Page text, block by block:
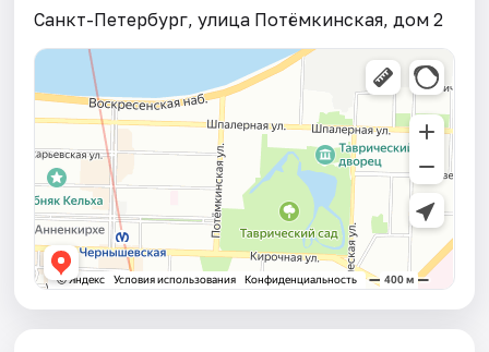
Санкт-Петербург, улица Потёмкинская, дом 2